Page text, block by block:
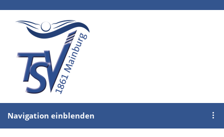
Navigation einblenden